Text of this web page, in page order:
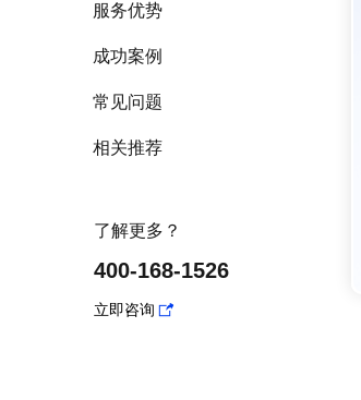
服务优势
成功案例
常见问题
相关推荐
了解更多？
400-168-1526
立即咨询